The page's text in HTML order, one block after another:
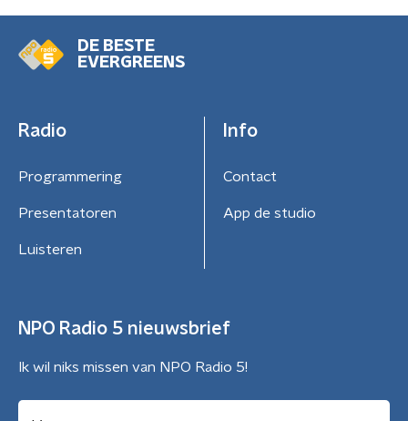
DE BESTE
EVERGREENS
Radio
Programmering
Presentatoren
Luisteren
Info
Contact
App de studio
NPO Radio 5 nieuwsbrief
Ik wil niks missen van NPO Radio 5!